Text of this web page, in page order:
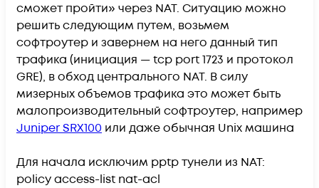
сможет пройти» через NАТ. Ситуацию можно
решить следующим путем, возьмем
софтроутер и завернем на него данный тип
трафика (инициация — tcp port 1723 и протокол
GRE), в обход центрального NAT. В силу
мизерных объемов трафика это может быть
малопроизводительный софтроутер, например
Juniper SRX100 или даже обычная Unix машина
Для начала исключим pptp тунели из NAT:
policy access-list nat-acl